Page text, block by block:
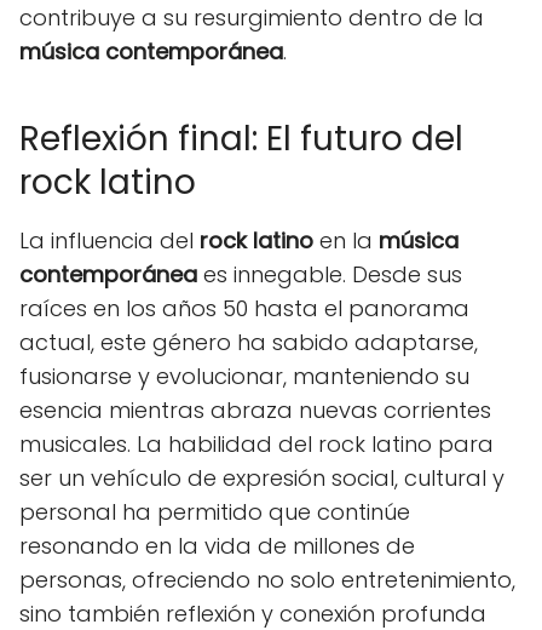
contribuye a su resurgimiento dentro de la
música contemporánea.
Reflexión final: El futuro del
rock latino
La influencia del rock latino en la música
contemporánea es innegable. Desde sus
raíces en los años 50 hasta el panorama
actual, este género ha sabido adaptarse,
fusionarse y evolucionar, manteniendo su
esencia mientras abraza nuevas corrientes
musicales. La habilidad del rock latino para
ser un vehículo de expresión social, cultural y
personal ha permitido que continúe
resonando en la vida de millones de
personas, ofreciendo no solo entretenimiento,
sino también reflexión y conexión profunda